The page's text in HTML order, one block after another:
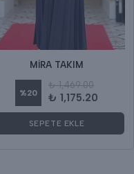
MİRA TAKIM
%20
₺ 1,469.00
₺ 1,175.20
SEPETE EKLE